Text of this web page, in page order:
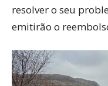
resolver o seu
emitirão o